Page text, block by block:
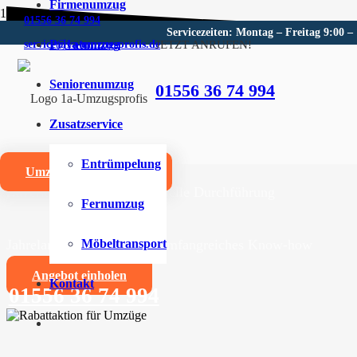
01556 36 74 994
service@1a-umzugsprofis.de
Servicezeiten: Montag – Freitag 9:00 –
JETZT ANRUFEN!
01556 36 74 994
Firmenumzug
Privatumzug
Seniorenumzug
Zusatzservice
Entrümpelung
Fernumzug
Möbeltransport
Kontakt
Umzugskostenrechner
Umzugsunternehmen für
Wir sind Ihr kompetentes Umzugsunternehmen für
Zuverlässige und professionelle Durchführung
Jahrelange Erfahrung und umfangreiches Know-how
Angebot einholen
01556 36 74 994